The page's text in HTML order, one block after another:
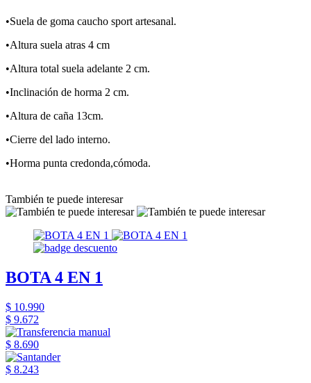
•Suela de goma caucho sport artesanal.
•Altura suela atras 4 cm
•Altura total suela adelante 2 cm.
•Inclinación de horma 2 cm.
•Altura de caña 13cm.
•Cierre del lado interno.
•Horma punta credonda,cómoda.
También te puede interesar
BOTA 4 EN 1
$ 10.990
$ 9.672
$ 8.690
$ 8.243